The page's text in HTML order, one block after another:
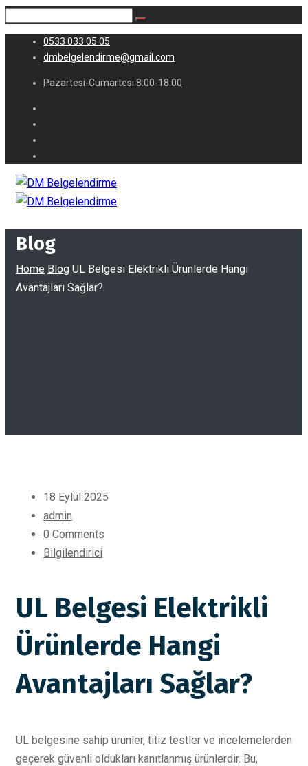
0533 033 05 05
dmbelgelendirme@gmail.com
Pazartesi-Cumartesi 8:00-18:00
Blog
Home Blog UL Belgesi Elektrikli Ürünlerde Hangi
Avantajları Sağlar?
18 Eylül 2025
admin
0 Comments
Bilgilendirici
UL Belgesi Elektrikli
Ürünlerde Hangi
Avantajları Sağlar?
UL belgesine sahip ürünler, titiz testler ve incelemelerden
geçerek güvenli oldukları kanıtlanmış ürünlerdir. Bu,